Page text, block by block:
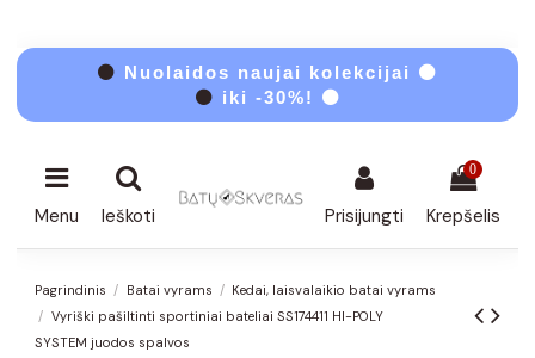
⚫ Nuolaidos naujai kolekcijai ⚫
⚫ iki -30%! ⚫
Menu Ieškoti Prisijungti
0
Krepšelis
Pagrindinis Batai vyrams
Kedai, laisvalaikio batai vyrams
Vyriški pašiltinti sportiniai bateliai SS174411 HI-POLY
SYSTEM juodos spalvos